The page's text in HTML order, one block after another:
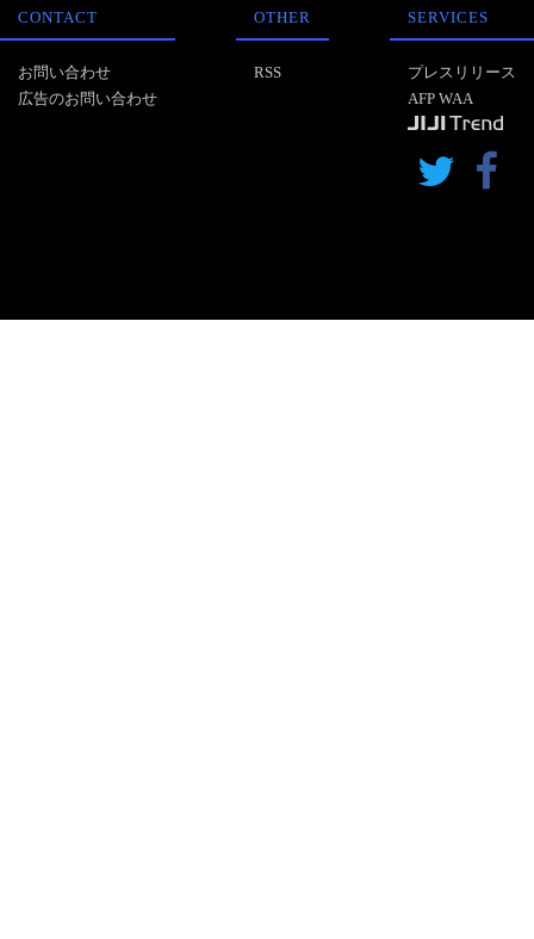
CONTACT
お問い合わせ
広告のお問い合わせ
OTHER
RSS
SERVICES
プレスリリース
AFP WAA